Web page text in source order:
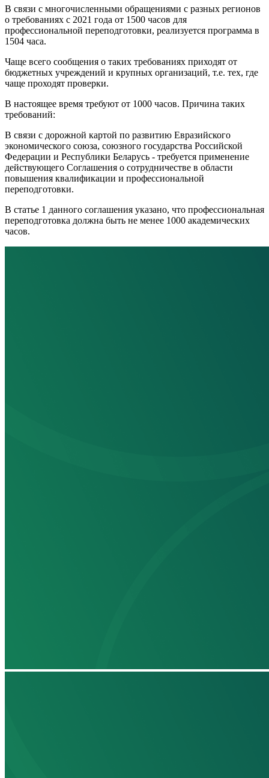
В связи с многочисленными обращениями с разных регионов
о требованиях с 2021 года от 1500 часов для
профессиональной переподготовки, реализуется программа в
1504 часа.
Чаще всего сообщения о таких требованиях приходят от
бюджетных учреждений и крупных организаций, т.е. тех, где
чаще проходят проверки.
В настоящее время требуют от 1000 часов. Причина таких
требований:
В связи с дорожной картой по развитию Евразийского
экономического союза, союзного государства Российской
Федерации и Республики Беларусь - требуется применение
действующего Соглашения о сотрудничестве в области
повышения квалификации и профессиональной
переподготовки.
В статье 1 данного соглашения указано, что профессиональная
переподготовка должна быть не менее 1000 академических
часов.